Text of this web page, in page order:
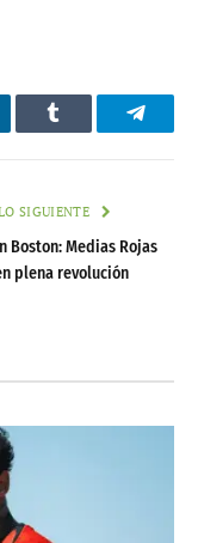
Tumblr
SIGUIENTE
Boston: Medias Rojas
plena revolución